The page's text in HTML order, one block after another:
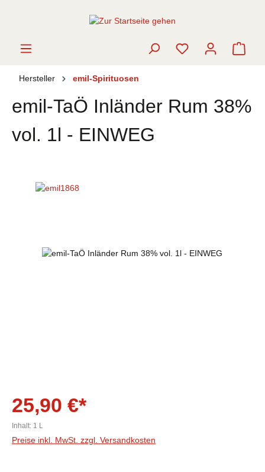
Hersteller emil-Spirituosen
emil-TaÖ Inländer Rum 38%
vol. 1l - EINWEG
Bildergalerie überspringen
25,90 €*
Inhalt: 1 L
Preise inkl. MwSt. zzgl. Versandkosten